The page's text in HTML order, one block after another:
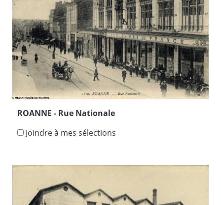
ROANNE - Rue Nationale
Joindre à mes sélections